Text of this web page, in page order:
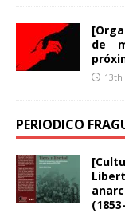
de
PERIODICO